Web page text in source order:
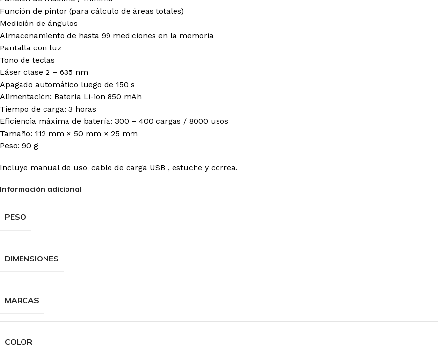
Función de pintor (para cálculo de áreas totales)
Medición de ángulos
Almacenamiento de hasta 99 mediciones en la memoria
Pantalla con luz
Tono de teclas
Láser clase 2 – 635 nm
Apagado automático luego de 150 s
Alimentación: Batería Li-ion 850 mAh
Tiempo de carga: 3 horas
Eficiencia máxima de batería: 300 – 400 cargas / 8000 usos
Tamaño: 112 mm × 50 mm × 25 mm
Peso: 90 g
Incluye manual de uso, cable de carga USB , estuche y correa.
Información adicional
PESO
DIMENSIONES
MARCAS
COLOR